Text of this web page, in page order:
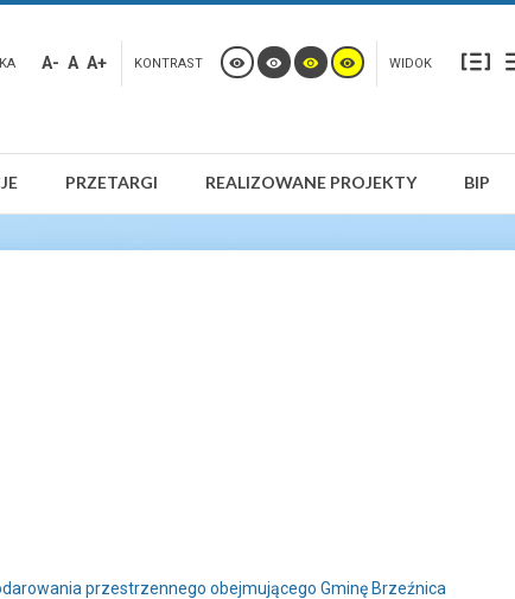
A- A A+ KONTRAST WIDOK
PRZETARGI REALIZOWANE PROJEKTY BIP
przestrzennego obejmującego Gminę Brzeźnica